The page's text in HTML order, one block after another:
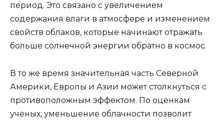
период. Это связано с увеличением
содержания влаги в атмосфере и изменением
свойств облаков, которые начинают отражать
больше солнечной энергии обратно в космос.
В то же время значительная часть Северной
Америки, Европы и Азии может столкнуться с
противоположным эффектом. По оценкам
ученых, уменьшение облачности позволит